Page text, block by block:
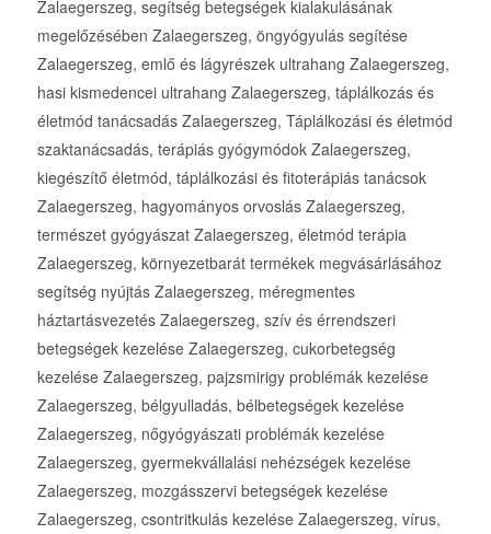
Zalaegerszeg, segítség betegségek kialakulásának
megelőzésében Zalaegerszeg, öngyógyulás segítése
Zalaegerszeg, emlő és lágyrészek ultrahang Zalaegerszeg,
hasi kismedencei ultrahang Zalaegerszeg, táplálkozás és
életmód tanácsadás Zalaegerszeg, Táplálkozási és életmód
szaktanácsadás, terápiás gyógymódok Zalaegerszeg,
kiegészítő életmód, táplálkozási és fitoterápiás tanácsok
Zalaegerszeg, hagyományos orvoslás Zalaegerszeg,
természet gyógyászat Zalaegerszeg, életmód terápia
Zalaegerszeg, környezetbarát termékek megvásárlásához
segítség nyújtás Zalaegerszeg, méregmentes
háztartásvezetés Zalaegerszeg, szív és érrendszeri
betegségek kezelése Zalaegerszeg, cukorbetegség
kezelése Zalaegerszeg, pajzsmirigy problémák kezelése
Zalaegerszeg, bélgyulladás, bélbetegségek kezelése
Zalaegerszeg, nőgyógyászati problémák kezelése
Zalaegerszeg, gyermekvállalási nehézségek kezelése
Zalaegerszeg, mozgásszervi betegségek kezelése
Zalaegerszeg, csontritkulás kezelése Zalaegerszeg, vírus,